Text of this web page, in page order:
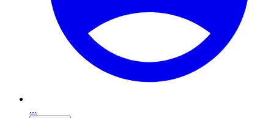
...